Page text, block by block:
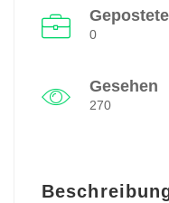
0
Gesehen
270